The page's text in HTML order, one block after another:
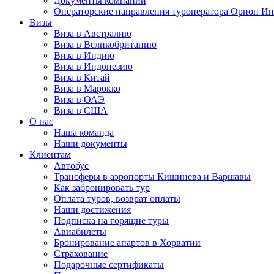
Операторские направления туроператора Орион
Визы
Виза в Австралию
Виза в Великобританию
Виза в Индию
Виза в Индонезию
Виза в Китай
Виза в Марокко
Виза в ОАЭ
Виза в США
О нас
Наша команда
Наши документы
Клиентам
Автобус
Трансферы в аэропорты Кишинева и Варшавы
Как забронировать тур
Оплата туров, возврат оплаты
Наши достижения
Подписка на горящие туры
Авиабилеты
Бронирование апартов в Хорватии
Страхование
Подарочные сертификаты